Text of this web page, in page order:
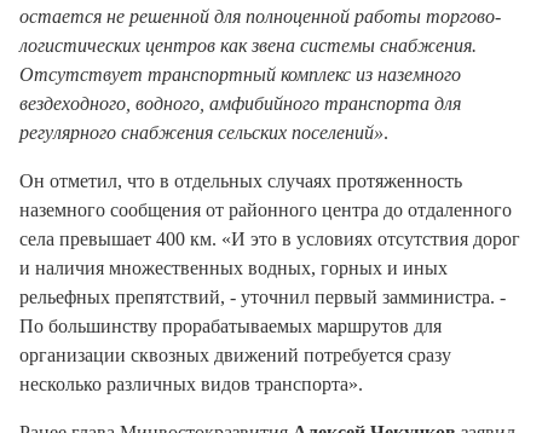
остается не решенной для полноценной работы торгово-
логистических центров как звена системы снабжения.
Отсутствует транспортный комплекс из наземного
вездеходного, водного, амфибийного транспорта для
регулярного снабжения сельских поселений».
Он отметил, что в отдельных случаях протяженность
наземного сообщения от районного центра до отдаленного
села превышает 400 км. «И это в условиях отсутствия дорог
и наличия множественных водных, горных и иных
рельефных препятствий, - уточнил первый замминистра. -
По большинству прорабатываемых маршрутов для
организации сквозных движений потребуется сразу
несколько различных видов транспорта».